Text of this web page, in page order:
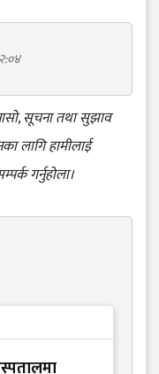
सूचना तथा सुझाव
लागि हामीलाई
गर्नुहोला।